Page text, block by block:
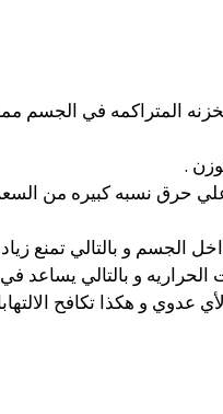
المتراكمه في الجسم
.
حرق نسبه كبيره من
و بالتالي تمنع زياده
و بالتالي يساعد
عدوي و هكذا تكافح